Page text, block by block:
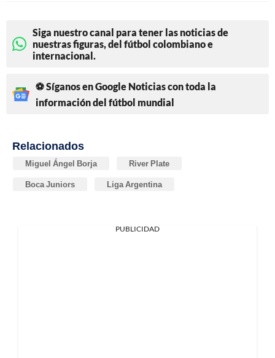
Siga nuestro canal para tener las noticias de
nuestras figuras, del fútbol colombiano e
internacional.
⚽ Síganos en Google Noticias con toda la
información del fútbol mundial
Relacionados
Miguel Ángel Borja River Plate
Boca Juniors Liga Argentina
PUBLICIDAD